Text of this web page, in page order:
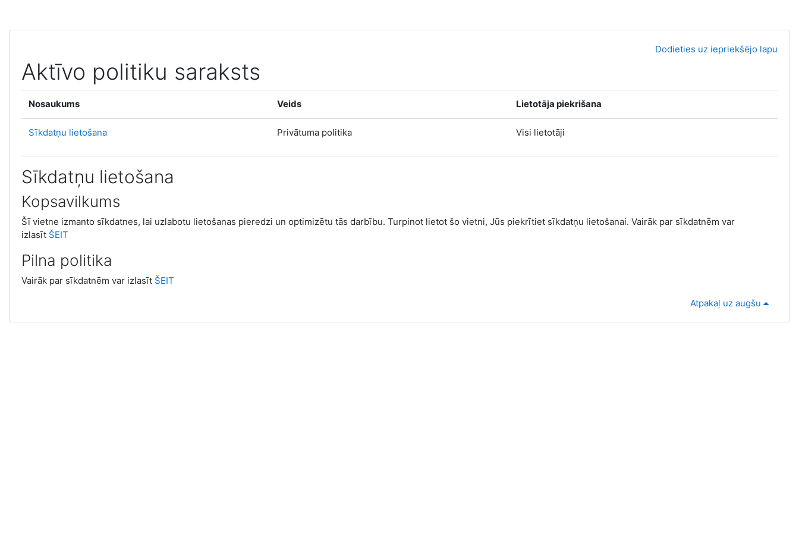
Dodieties uz iepriekšējo lapu
Aktīvo politiku saraksts
Nosaukums Veids Lietotāja piekrišana
Sīkdatņu lietošana Privātuma politika Visi lietotāji
Sīkdatņu lietošana
Kopsavilkums
Šī vietne izmanto sīkdatnes, lai uzlabotu lietošanas pieredzi un optimizētu tās darbību. Turpinot lietot šo vietni, Jūs piekrītiet sīkdatņu lietošanai. Vairāk par sīkdatnēm var
izlasīt ŠEIT
Pilna politika
Vairāk par sīkdatnēm var izlasīt ŠEIT
Atpakaļ uz augšu